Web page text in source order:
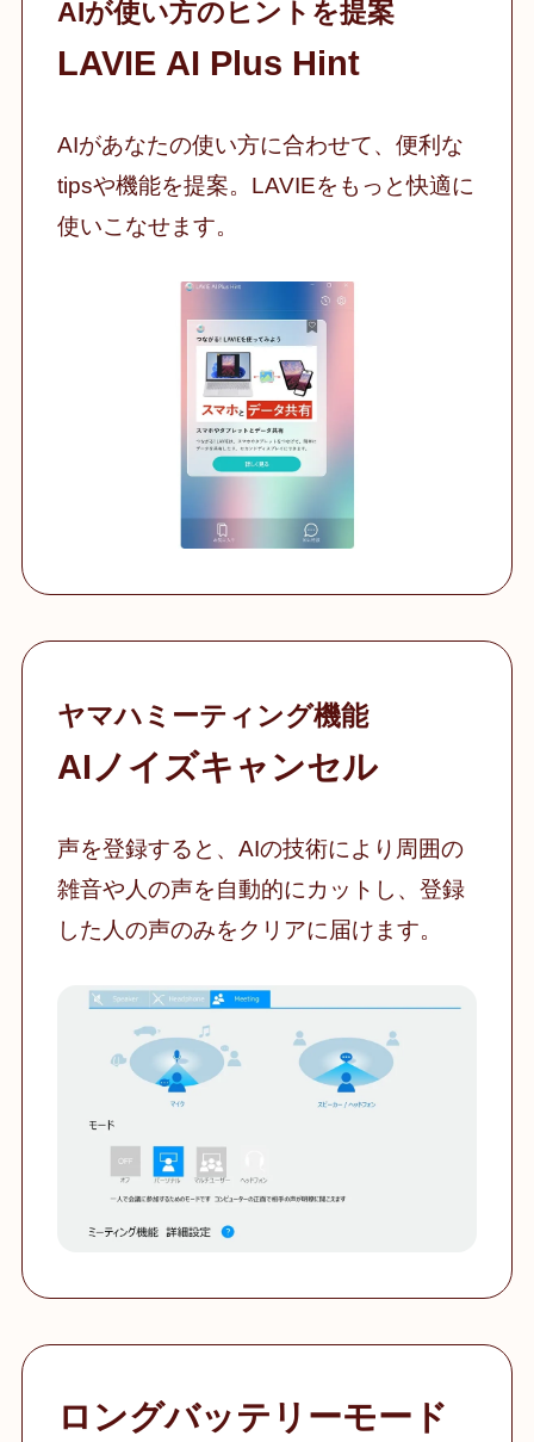
AIが使い方のヒントを提案
LAVIE AI Plus Hint
AIがあなたの使い方に合わせて、便利な
tipsや機能を提案。LAVIEをもっと快適に
使いこなせます。
ヤマハミーティング機能
AIノイズキャンセル
声を登録すると、AIの技術により周囲の
雑音や人の声を自動的にカットし、登録
した人の声のみをクリアに届けます。
ロングバッテリーモード